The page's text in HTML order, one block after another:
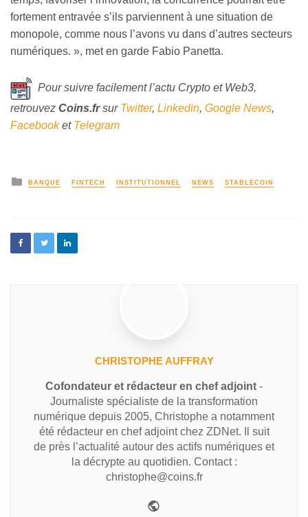
fortement entravée s’ils parviennent à une situation de
monopole, comme nous l’avons vu dans d’autres secteurs
numériques. », met en garde Fabio Panetta.
Pour suivre facilement l’actu Crypto et Web3,
retrouvez Coins.frsur Twitter, Linkedin, Google News,
Facebooket Telegram
BANQUE FINTECH INSTITUTIONNEL NEWS STABLECOIN
CHRISTOPHE AUFFRAY
Cofondateur et rédacteur en chef adjoint -
Journaliste spécialiste de la transformation
numérique depuis 2005, Christophe a notamment
été rédacteur en chef adjoint chez ZDNet. Il suit
de près l’actualité autour des actifs numériques et
la décrypte au quotidien. Contact :
christophe@coins.fr